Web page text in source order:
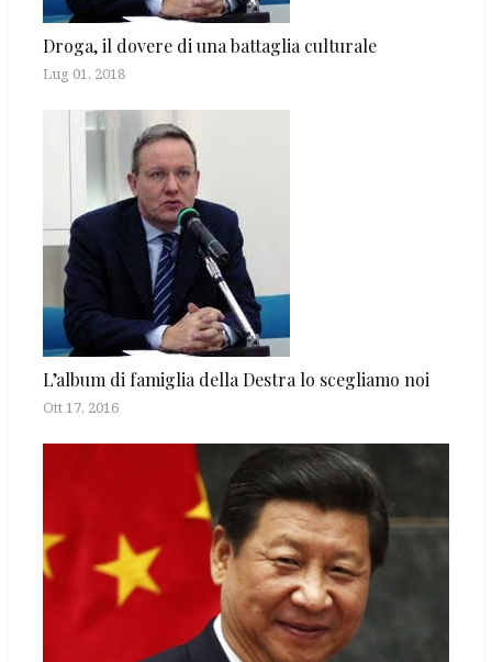
Droga, il dovere di una battaglia culturale
Lug 01, 2018
L’album di famiglia della Destra lo scegliamo noi
Ott 17, 2016